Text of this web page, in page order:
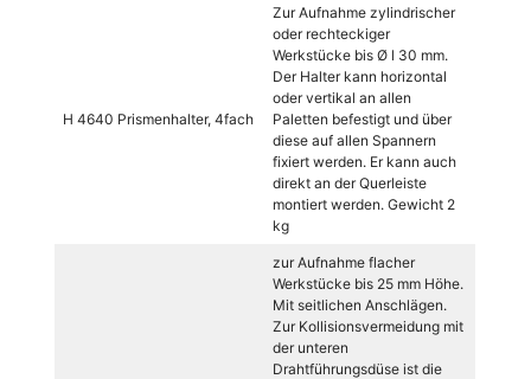
H 4640 Prismenhalter, 4fach
Zur Aufnahme zylindrischer
oder rechteckiger
Werkstücke bis Ø l 30 mm.
Der Halter kann horizontal
oder vertikal an allen
Paletten befestigt und über
diese auf allen Spannern
fixiert werden. Er kann auch
direkt an der Querleiste
montiert werden. Gewicht 2
kg
zur Aufnahme flacher
Werkstücke bis 25 mm Höhe.
Mit seitlichen Anschlägen.
Zur Kollisionsvermeidung mit
der unteren
Drahtführungsdüse ist die